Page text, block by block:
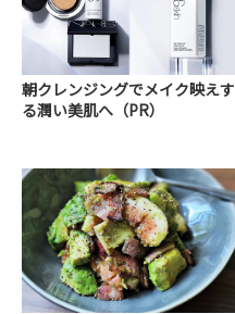
朝クレンジングでメイク映えす
る潤い美肌へ（PR）